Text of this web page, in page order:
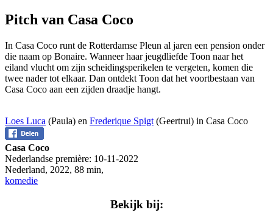
Pitch van Casa Coco
In Casa Coco runt de Rotterdamse Pleun al jaren een pension onder
die naam op Bonaire. Wanneer haar jeugdliefde Toon naar het
eiland vlucht om zijn scheidingsperikelen te vergeten, komen die
twee nader tot elkaar. Dan ontdekt Toon dat het voortbestaan van
Casa Coco aan een zijden draadje hangt.
Loes Luca (Paula) en Frederique Spigt (Geertrui) in Casa Coco
Casa Coco
Nederlandse première: 10-11-2022
Nederland, 2022, 88 min,
komedie
Bekijk bij: